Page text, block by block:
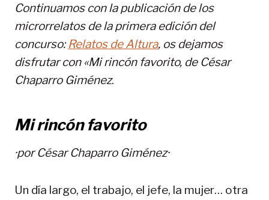
Continuamos con la publicación de los
microrrelatos de la primera edición del
concurso:Relatos de Altura, os dejamos
disfrutar con «Mi rincón favorito, de César
Chaparro Giménez.
Mi rincón favorito
·porCésar Chaparro Giménez·
Un día largo, el trabajo, el jefe, la mujer… otra